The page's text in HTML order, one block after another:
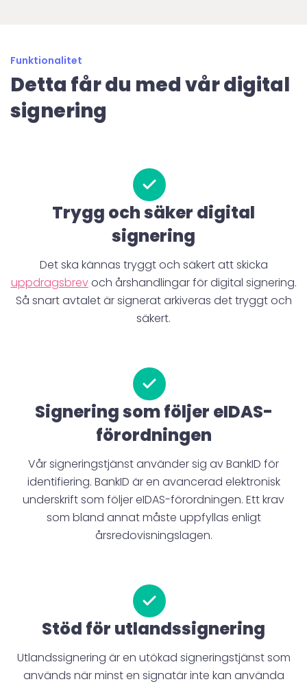
Funktionalitet
Detta får du med vår digital
signering
Trygg och säker digital
signering
Det ska kännas tryggt och säkert att skicka
uppdragsbrevoch årshandlingar för digital signering.
Så snart avtalet är signerat arkiveras det tryggt och
säkert.
Signering som följer eIDAS-
förordningen
Vår signeringstjänst använder sig av BankID för
identifiering. BankID är en avancerad elektronisk
underskrift som följer eIDAS-förordningen. Ett krav
som bland annat måste uppfyllas enligt
årsredovisningslagen.
Stöd för utlandssignering
Utlandssignering är en utökad signeringstjänst som
används när minst en signatär inte kan använda